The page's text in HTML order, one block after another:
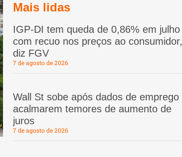
Mais lidas
IGP-DI tem queda de 0,86% em julho
com recuo nos preços ao consumidor,
diz FGV
7 de agosto de 2026
Wall St sobe após dados de emprego
acalmarem temores de aumento de
juros
7 de agosto de 2026